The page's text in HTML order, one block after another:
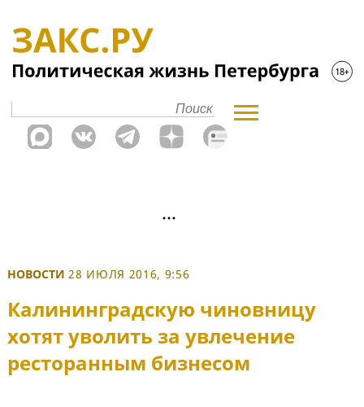
НОВОСТИ 28 ИЮЛЯ 2016, 9:56
Калининградскую чиновницу
хотят уволить за увлечение
ресторанным бизнесом